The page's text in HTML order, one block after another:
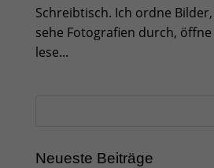
Schreibtisch. Ich ordne
sehe Fotografien durch,
lese...
Neueste Beiträge